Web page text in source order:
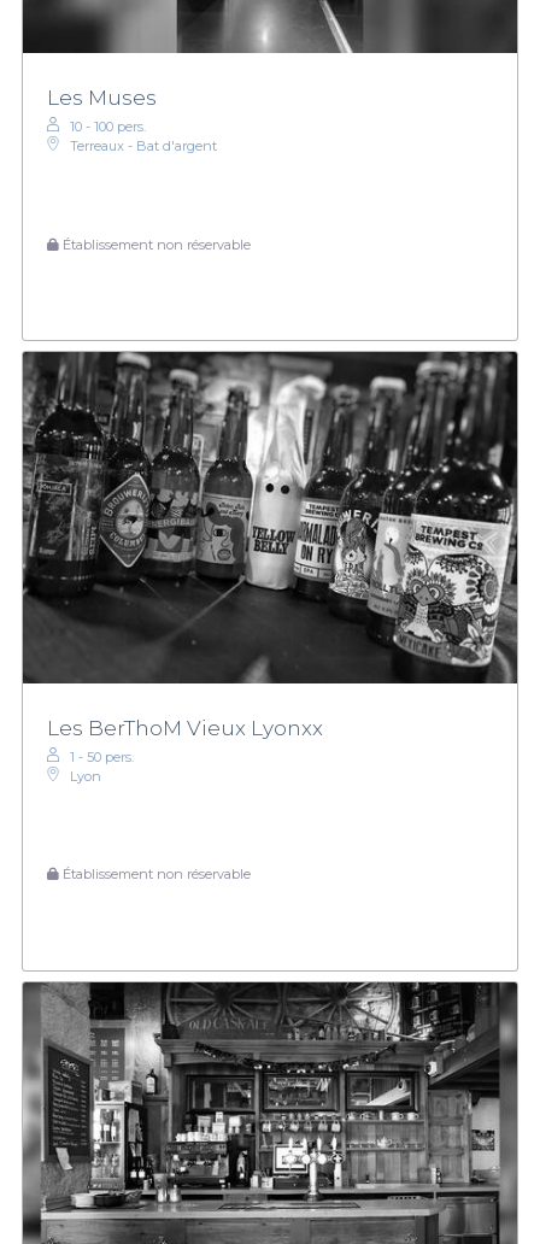
Les Muses
10 - 100 pers.
Terreaux - Bat d'argent
Établissement non réservable
Les BerThoM Vieux Lyonxx
1 - 50 pers.
Lyon
Établissement non réservable